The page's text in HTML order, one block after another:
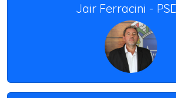
Jair Ferracini -